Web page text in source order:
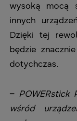
wysoką mocą
innych
Dzięki tej
będzie
dotychczas.
– POWERstick
wśród